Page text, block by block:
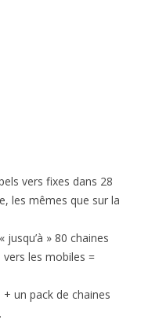
vers fixes dans 28
les mêmes que sur la
» 80 chaines
vers les mobiles =
un pack de chaines